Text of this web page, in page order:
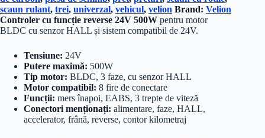
scaun rulant, trei, univerzal, vehicul, velion Brand: Velion
Controler cu funcție reverse 24V 500W pentru motor
BLDC cu senzor HALL și sistem compatibil de 24V.
Tensiune: 24V
Putere maximă: 500W
Tip motor: BLDC, 3 faze, cu senzor HALL
Motor compatibil: 8 fire de conectare
Funcții: mers înapoi, EABS, 3 trepte de viteză
Conectori menționați: alimentare, faze, HALL,
accelerator, frână, reverse, contor kilometraj